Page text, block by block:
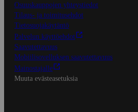
Osuuskauppojen yhteystiedot
Tilaus- ja toimitusehdot
Tietosuojakäytäntö
Palvelun käyttöehdot
Saavutettavuus
Mobiilisovelluksen saavutettavuus
Mainostajalle
Muuta evästeasetuksia